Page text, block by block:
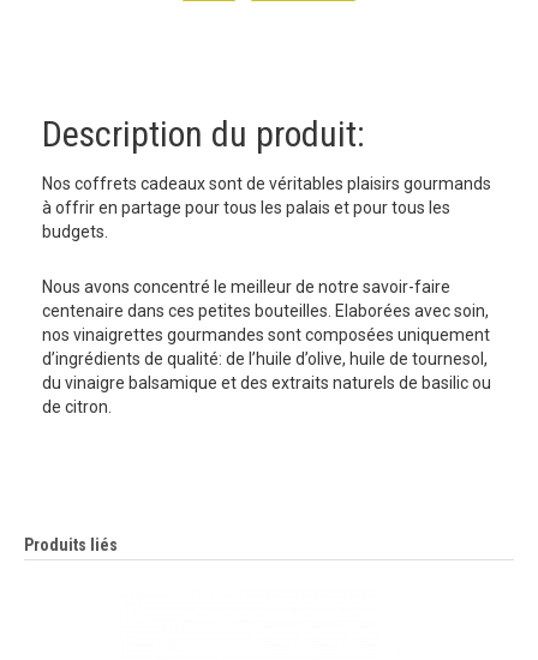
Description du produit:
Nos coffrets cadeaux sont de véritables plaisirs gourmands
à offrir en partage pour tous les palais et pour tous les
budgets.
Nous avons concentré le meilleur de notre savoir-faire
centenaire dans ces petites bouteilles. Elaborées avec soin,
nos vinaigrettes gourmandes sont composées uniquement
d’ingrédients de qualité: de l’huile d’olive, huile de tournesol,
du vinaigre balsamique et des extraits naturels de basilic ou
de citron.
Produits liés